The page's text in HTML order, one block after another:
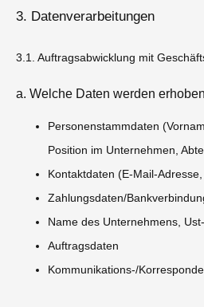
3. Datenverarbeitungen
3.1. Auftragsabwicklung mit
a. Welche Daten werden erhoben
Personenstammdaten
Position im Unternehmen,
Kontaktdaten (E-Mail-
Zahlungsdaten/
Name des Unternehmens,
Auftragsdaten
Kommunikations-/